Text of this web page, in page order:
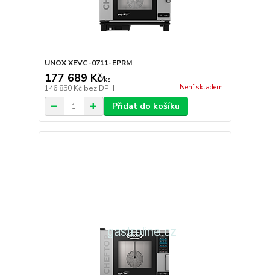
UNOX XEVC-0711-EPRM
177 689 Kč/ks
146 850 Kč bez DPH Není skladem
Přidat do košíku